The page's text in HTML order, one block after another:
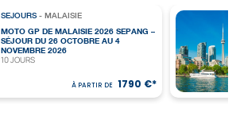
SEJOURS - MALAISIE
MOTO GP DE MALAISIE 2026 SEPANG –
SÉJOUR DU 26 OCTOBRE AU 4
NOVEMBRE 2026
10 JOURS
À PARTIR DE 1790 €*